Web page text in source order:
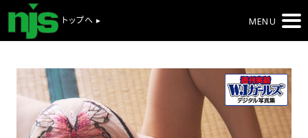
トップへ ▸ MENU